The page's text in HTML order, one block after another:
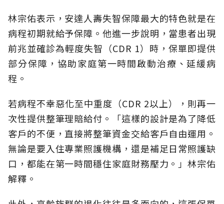
林宗佑表示，安達人壽失智保障最大的特色就是在
病程初期就給予保障。他進一步說明，當患者出現
前兆並確診為輕度失智（CDR 1）時，保單即提供
部分保障，協助家庭第一時間啟動治療、延緩病
程。
若病程不幸惡化至中重度（CDR 2以上），則再一
次性提供整筆理賠給付。「這樣的設計是為了降低
客戶的不便，直接將整筆資金交給客戶自由運用。
無論是要入住專業照護機構，還是補足日常照護缺
口，都能在第一時間穩住家庭財務壓力。」林宗佑
解釋。